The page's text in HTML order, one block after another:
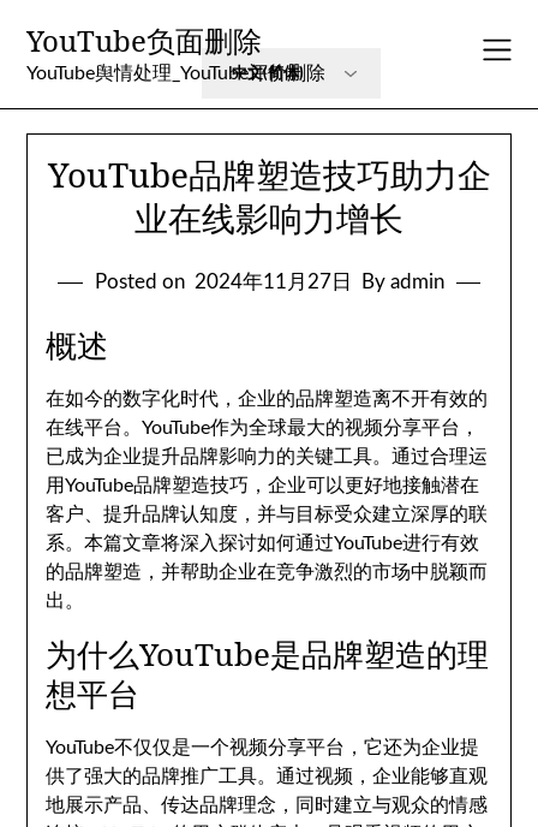
content
YouTube负面删除
YouTube舆情处理_YouTube评价删除
YouTube品牌塑造技巧助力企
业在线影响力增长
Posted on 2024年11月27日 By admin
概述
在如今的数字化时代，企业的品牌塑造离不开有效的
在线平台。YouTube作为全球最大的视频分享平台，
已成为企业提升品牌影响力的关键工具。通过合理运
用YouTube品牌塑造技巧，企业可以更好地接触潜在
客户、提升品牌认知度，并与目标受众建立深厚的联
系。本篇文章将深入探讨如何通过YouTube进行有效
的品牌塑造，并帮助企业在竞争激烈的市场中脱颖而
出。
为什么YouTube是品牌塑造的理
想平台
YouTube不仅仅是一个视频分享平台，它还为企业提
供了强大的品牌推广工具。通过视频，企业能够直观
地展示产品、传达品牌理念，同时建立与观众的情感